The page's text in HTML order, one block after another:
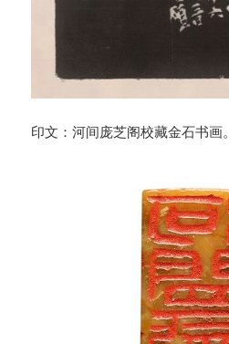
印文：河间庞芝阁校藏金石书画。